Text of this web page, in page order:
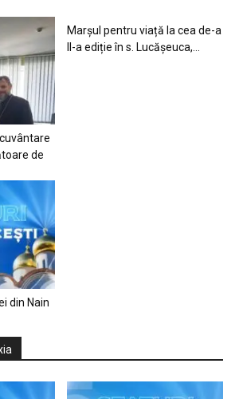
de
Marșul pentru viață la cea de-a
II-a ediție în s. Lucășeuca,...
din Nain